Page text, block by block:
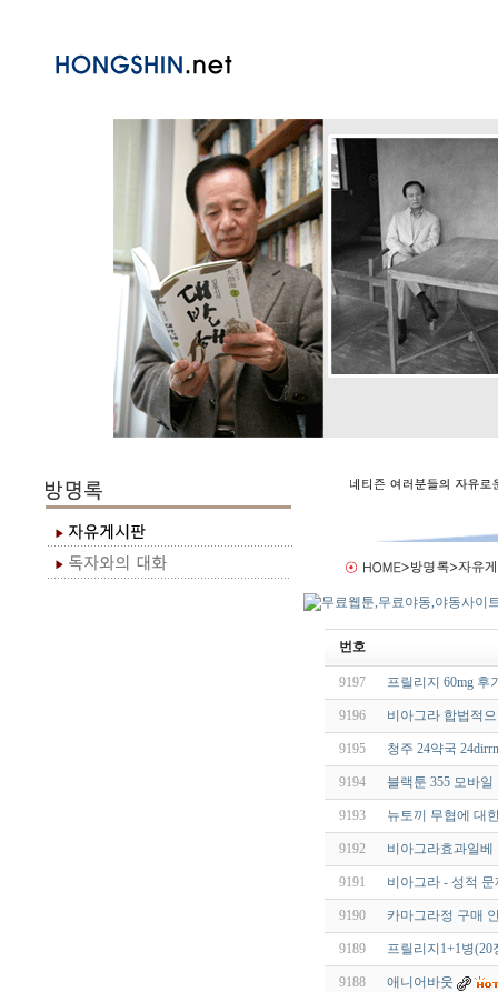
번호
9197 프릴리지 60mg 후
9196 비아그라 합법적
9195 청주 24약국
9194 블랙툰 355 모바
9193 뉴토끼 무협에 대
9192 비아그라효과일
9191 비아그라 - 성적
9190 카마그라정 구매
9189 프릴리지1+1병(20
9188 애니어바웃